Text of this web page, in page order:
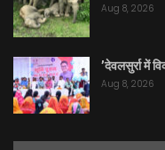
Aug 8, 2026
’देवलसुर्रा में
Aug 8, 2026